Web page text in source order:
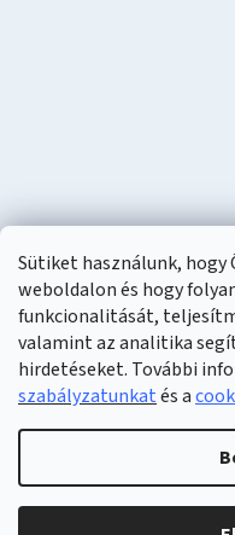
Sütiket használunk, hogy
weboldalon és hogy
funkcionalitását,
valamint az analitika
hirdetéseket. További
szabályzatunkatés a